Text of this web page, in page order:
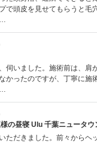
で頭皮を見せてもらうと毛
…
伺いました。施術前は、肩
かったのですが、丁寧に施
…
の昼寝 Ulu 千葉ニュータウ
ただきました。前々からヘ